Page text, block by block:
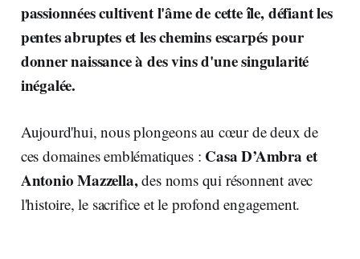
passionnées cultivent l'âme de cette île, défiant les
pentes abruptes et les chemins escarpés pour
donner naissance à des vins d'une singularité
inégalée.
Aujourd'hui, nous plongeons au cœur de deux de
ces domaines emblématiques : Casa D’Ambra et
Antonio Mazzella,des noms qui résonnent avec
l'histoire, le sacrifice et le profond engagement.